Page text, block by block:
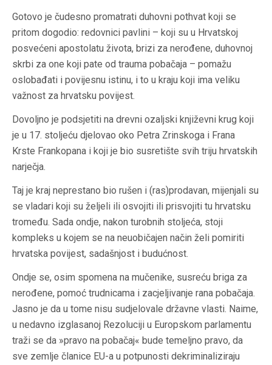
Gotovo je čudesno promatrati duhovni pothvat koji se
pritom dogodio: redovnici pavlini – koji su u Hrvatskoj
posvećeni apostolatu života, brizi za nerođene, duhovnoj
skrbi za one koji pate od trauma pobačaja – pomažu
oslobađati i povijesnu istinu, i to u kraju koji ima veliku
važnost za hrvatsku povijest.
Dovoljno je podsjetiti na drevni ozaljski književni krug koji
je u 17. stoljeću djelovao oko Petra Zrinskoga i Frana
Krste Frankopana i koji je bio susretište svih triju hrvatskih
narječja.
Taj je kraj neprestano bio rušen i (ras)prodavan, mijenjali su
se vladari koji su željeli ili osvojiti ili prisvojiti tu hrvatsku
tromeđu. Sada ondje, nakon turobnih stoljeća, stoji
kompleks u kojem se na neuobičajen način želi pomiriti
hrvatska povijest, sadašnjost i budućnost.
Ondje se, osim spomena na mučenike, susreću briga za
nerođene, pomoć trudnicama i zacjeljivanje rana pobačaja.
Jasno je da u tome nisu sudjelovale državne vlasti. Naime,
u nedavno izglasanoj Rezoluciji u Europskom parlamentu
traži se da »pravo na pobačaj« bude temeljno pravo, da
sve zemlje članice EU-a u potpunosti dekriminaliziraju